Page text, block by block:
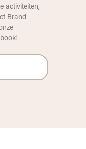
activiteiten,
Brand
!